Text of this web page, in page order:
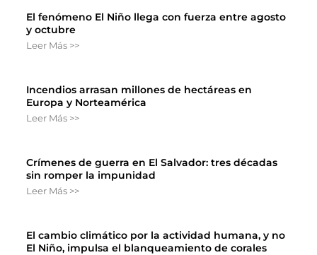
El fenómeno El Niño llega con fuerza entre agosto
y octubre
Leer Más >>
Incendios arrasan millones de hectáreas en
Europa y Norteamérica
Leer Más >>
Crímenes de guerra en El Salvador: tres décadas
sin romper la impunidad
Leer Más >>
El cambio climático por la actividad humana, y no
El Niño, impulsa el blanqueamiento de corales